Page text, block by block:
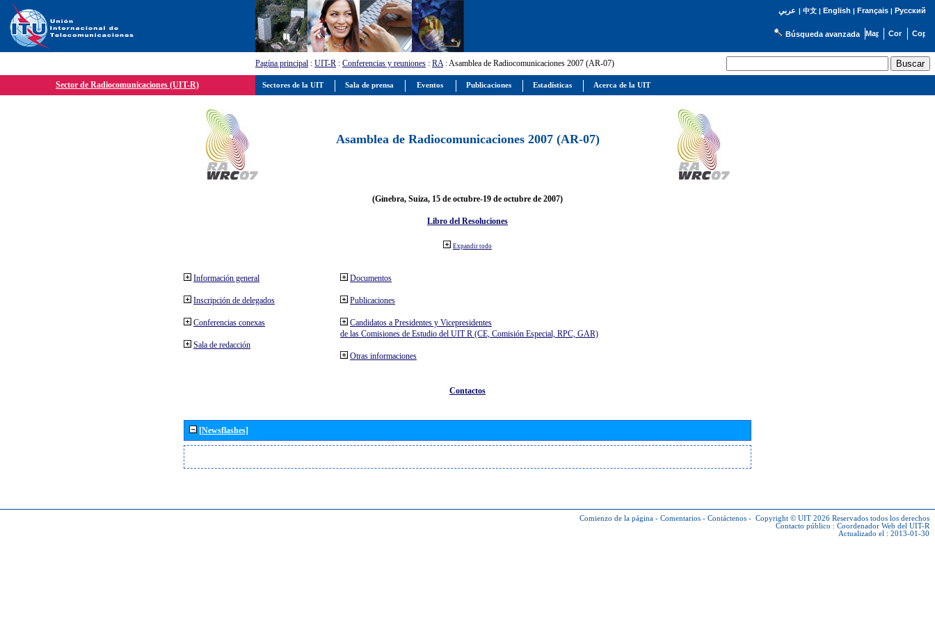
عربي | 中文| English | Français| Русский
Búsqueda avanzada
Pagína principal : UIT-R : Conferencias y reuniones : RA: Asamblea de Radiocomunicaciones 2007 (AR-07)
Sector de Radiocomunicaciones (UIT-R)
Asamblea de Radiocomunicaciones 2007 (AR-07)
(Ginebra, Suiza, 15 de octubre-19 de octubre de 2007)
Libro del Resoluciones
Expandir todo
Información general
Inscripción de delegados
Conferencias conexas
Sala de redacción
Documentos
Publicaciones
Candidatos a Presidentes y Vicepresidentes
de las Comisiones de Estudio del UIT R (CE, Comisión Especial, RPC, GAR)
Otras informaciones
Contactos
[Newsflashes]
Comienzo de la página - Comentarios - Contáctenos - Copyright © UIT 2026 Reservados todos los derechos
Contacto público : Coordenador Web del UIT-R
Actualizado el : 2013-01-30
Sectores de la UIT Sala de prensa Eventos Publicaciones Estadísticas Acerca de la UIT